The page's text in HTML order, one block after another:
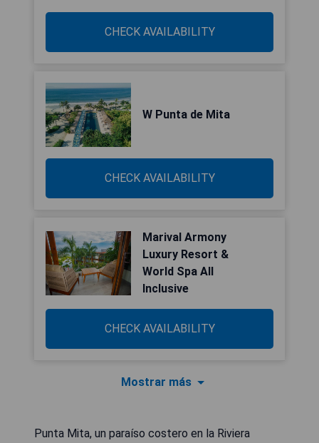
CHECK AVAILABILITY
W Punta de Mita
CHECK AVAILABILITY
Marival Armony
Luxury Resort &
World Spa All
Inclusive
CHECK AVAILABILITY
Mostrar más
Punta Mita, un paraíso costero en la Riviera